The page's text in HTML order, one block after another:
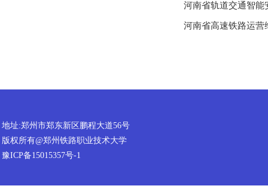
河南省轨道交通智能
河南省高速铁路运营
地址:郑州市郑东新区鹏程大道56号
版权所有@郑州铁路职业技术大学
豫ICP备15015357号-1